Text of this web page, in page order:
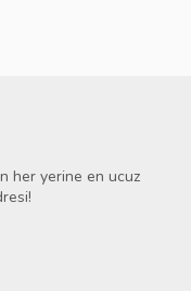
her yerine en ucuz